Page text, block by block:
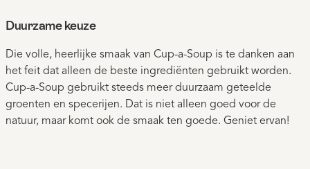
Duurzame keuze
Die volle, heerlijke smaak van Cup-a-Soup is te danken aan
het feit dat alleen de beste ingrediënten gebruikt worden.
Cup-a-Soup gebruikt steeds meer duurzaam geteelde
groenten en specerijen. Dat is niet alleen goed voor de
natuur, maar komt ook de smaak ten goede. Geniet ervan!